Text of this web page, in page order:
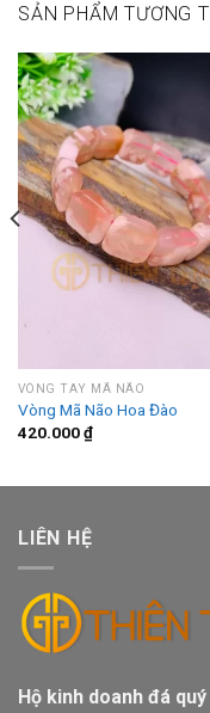
SẢN PHẨM TƯƠNG
VÒNG TAY MÃ NÃO
Vòng Mã Não Hoa Đào
420.000₫
LIÊN HỆ
Hộ kinh doanh